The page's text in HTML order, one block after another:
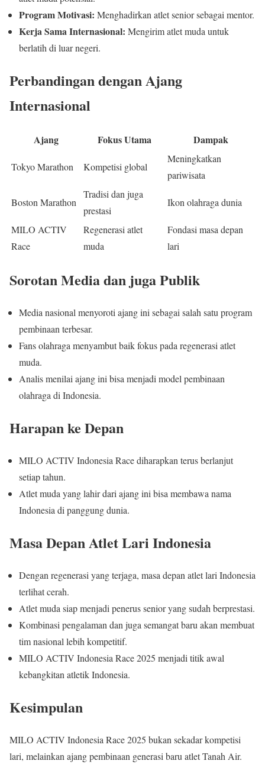
Program Motivasi: Menghadirkan atlet senior sebagai mentor.
Kerja Sama Internasional: Mengirim atlet muda untuk
berlatih di luar negeri.
Perbandingan dengan Ajang
Internasional
Ajang Fokus Utama Dampak
Tokyo Marathon Kompetisi global
Meningkatkan
pariwisata
Boston Marathon
Tradisi dan juga
prestasi
Ikon olahraga dunia
MILO ACTIV
Race
Regenerasi atlet
muda
Fondasi masa depan
lari
Sorotan Media dan juga Publik
Media nasional menyoroti ajang ini sebagai salah satu program
pembinaan terbesar.
Fans olahraga menyambut baik fokus pada regenerasi atlet
muda.
Analis menilai ajang ini bisa menjadi model pembinaan
olahraga di Indonesia.
Harapan ke Depan
MILO ACTIV Indonesia Race diharapkan terus berlanjut
setiap tahun.
Atlet muda yang lahir dari ajang ini bisa membawa nama
Indonesia di panggung dunia.
Masa Depan Atlet Lari Indonesia
Dengan regenerasi yang terjaga, masa depan atlet lari Indonesia
terlihat cerah.
Atlet muda siap menjadi penerus senior yang sudah berprestasi.
Kombinasi pengalaman dan juga semangat baru akan membuat
tim nasional lebih kompetitif.
MILO ACTIV Indonesia Race 2025 menjadi titik awal
kebangkitan atletik Indonesia.
Kesimpulan
MILO ACTIV Indonesia Race 2025 bukan sekadar kompetisi
lari, melainkan ajang pembinaan generasi baru atlet Tanah Air.